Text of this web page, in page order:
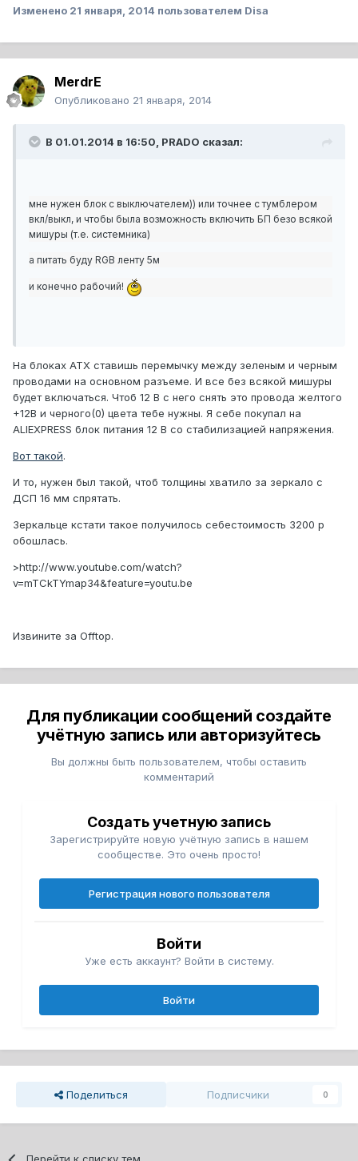
Изменено 21 января, 2014 пользователем Disa
MerdrE
Опубликовано 21 января, 2014
В 01.01.2014 в 16:50, PRADO сказал:
мне нужен блок с выключателем)) или точнее с тумблером
вкл/выкл, и чтобы была возможность включить БП безо всякой
мишуры (т.е. системника)
а питать буду RGB ленту 5м
и конечно рабочий!
На блоках ATX ставишь перемычку между зеленым и черным
проводами на основном разъеме. И все без всякой мишуры
будет включаться. Чтоб 12 В с него снять это провода желтого
+12В и черного(0) цвета тебе нужны. Я себе покупал на
ALIEXPRESS блок питания 12 В со стабилизацией напряжения.
Вот такой.
И то, нужен был такой, чтоб толщины хватило за зеркало с
ДСП 16 мм спрятать.
Зеркальце кстати такое получилось себестоимость 3200 р
обошлась.
>http://www.youtube.com/watch?
v=mTCkTYmap34&feature=youtu.be
Извините за Offtop.
Для публикации сообщений создайте
учётную запись или авторизуйтесь
Вы должны быть пользователем, чтобы оставить
комментарий
Создать учетную запись
Зарегистрируйте новую учётную запись в нашем
сообществе. Это очень просто!
Регистрация нового пользователя
Войти
Уже есть аккаунт? Войти в систему.
Войти
Поделиться Подписчики 0